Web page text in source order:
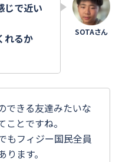
じで近い
れるか
できる友達みたいな
とですね。
もフィジー国民全員
ます。